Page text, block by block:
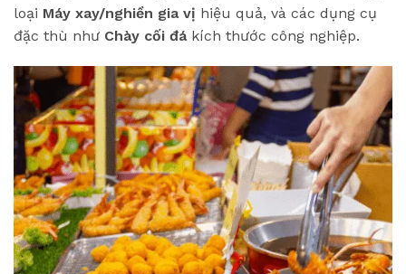
loại Máy xay/nghiền gia vị hiệu quả, và các dụng cụ
đặc thù như Chày cối đákích thước công nghiệp.